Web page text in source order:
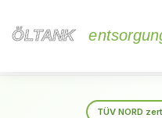
ÖLTANK
ÖLTANK
TÜV NORD